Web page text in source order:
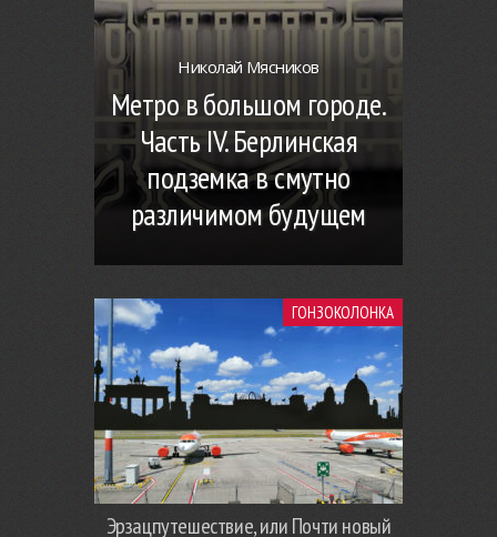
Николай Мясников
Метро в большом городе.
Часть IV. Берлинская
подземка в смутно
различимом будущем
ГОНЗОКОЛОНКА
Эрзацпутешествие, или Почти новый